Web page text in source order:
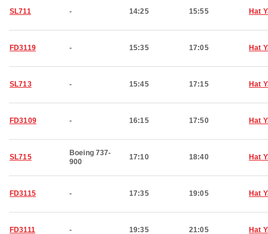
SL711 - 14:25 15:55 Hat
FD3119 - 15:35 17:05 Hat
SL713 - 15:45 17:15 Hat
FD3109 - 16:15 17:50 Hat
SL715
Boeing 737-
900
17:10 18:40 Hat
FD3115 - 17:35 19:05 Hat
FD3111 - 19:35 21:05 Hat